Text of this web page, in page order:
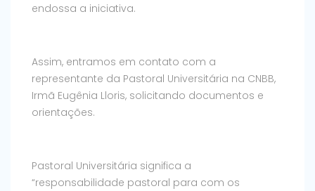
endossa a iniciativa.
Assim, entramos em contato com a
representante da Pastoral Universitária na CNBB,
Irmã Eugênia Lloris, solicitando documentos e
orientações.
Pastoral Universitária significa a
“responsabilidade pastoral para com os